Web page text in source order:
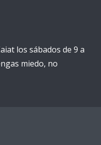
los sábados de 9 a
miedo, no